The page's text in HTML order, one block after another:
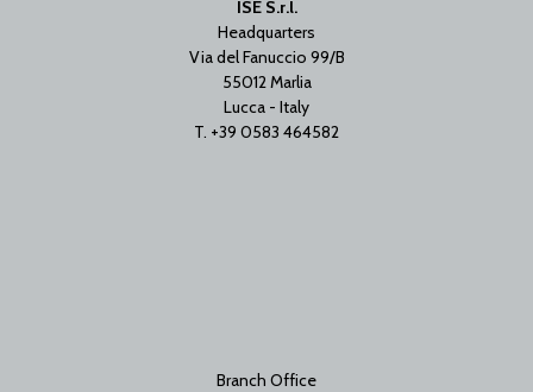
ISE S.r.l.
Headquarters
Via del Fanuccio 99/B
55012 Marlia
Lucca - Italy
T. +39 0583 464582
Branch Office